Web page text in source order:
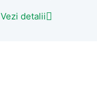
Vezi detalii